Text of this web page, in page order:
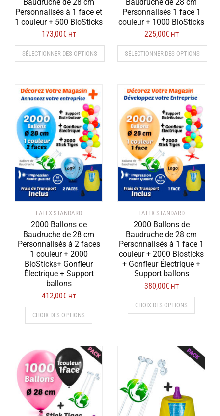
Baudruche de 28 cm
Personnalisés à 1 face et
1 couleur + 500 BioSticks
173,00€ HT
SÉLECTIONNER DES OPTIONS
a
plusieurs
variations.
Les
options
peuvent
être
choisies
sur
la
page
du
produit
Baudruche de 28 cm
Personnalisés 1 face 1
couleur + 1000 BioSticks
225,00€ HT
SÉLECTIONNER DES OPTIONS
a
plusieurs
variations.
Les
options
peuvent
être
choisies
sur
page
du
produit
LATEX STANDARD
2000 Ballons de
Baudruche de 28 cm
Personnalisés à 2 faces
1 couleur + 2000
BioSticks+ Gonfleur
Électrique + Support
ballons
412,00€ HT
CHOIX DES OPTIONS
Ce
variations.
Les
options
peuvent
LATEX STANDARD
2000 Ballons de
Baudruche de 28 cm
Personnalisés à 1 face 1
couleur + 2000 Biosticks
+ Gonfleur Électrique +
Support ballons
380,00€ HT
CHOIX DES OPTIONS
Ce
Les
options
sur